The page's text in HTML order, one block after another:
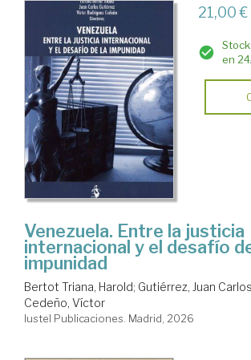
21,00 €
en
Venezuela. Entre la justicia
internacional y el desafío
impunidad
Bertot Triana, Harold; Gutiérrez, Juan Carlos
Cedeño, Víctor
Iustel Publicaciones. Madrid, 2026